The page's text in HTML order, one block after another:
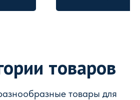
товаров
товары для